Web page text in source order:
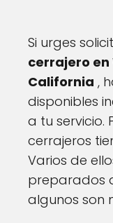
Si urges
cerrajero en
California ,
disponibles
a tu servicio.
cerrajeros
Varios de
preparados
algunos son